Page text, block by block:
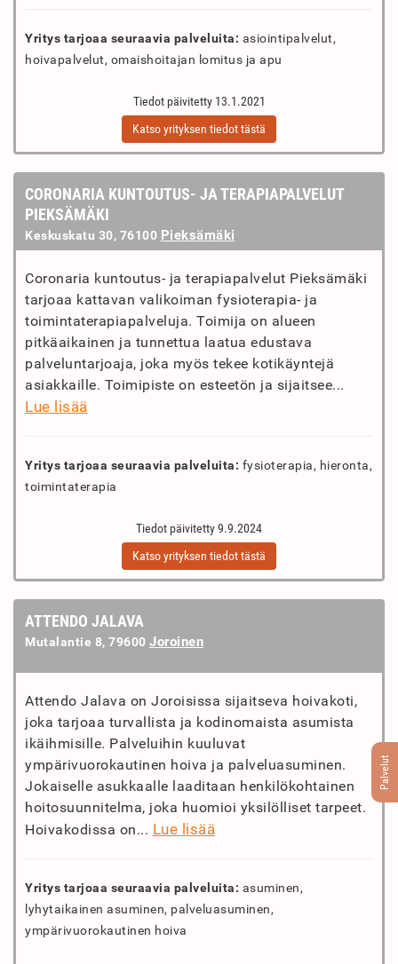
Palvelut
Yritys tarjoaa seuraavia palveluita: asiointipalvelut,
hoivapalvelut, omaishoitajan lomitus ja apu
Tiedot päivitetty 13.1.2021
Katso yrityksen tiedot tästä
CORONARIA KUNTOUTUS- JA TERAPIAPALVELUT
PIEKSÄMÄKI
Keskuskatu 30, 76100 Pieksämäki
Coronaria kuntoutus- ja terapiapalvelut Pieksämäki
tarjoaa kattavan valikoiman fysioterapia- ja
toimintaterapiapalveluja. Toimija on alueen
pitkäaikainen ja tunnettua laatua edustava
palveluntarjoaja, joka myös tekee kotikäyntejä
asiakkaille. Toimipiste on esteetön ja sijaitsee...
Lue lisää
Yritys tarjoaa seuraavia palveluita: fysioterapia, hieronta,
toimintaterapia
Tiedot päivitetty 9.9.2024
Katso yrityksen tiedot tästä
ATTENDO JALAVA
Mutalantie 8, 79600 Joroinen
Attendo Jalava on Joroisissa sijaitseva hoivakoti,
joka tarjoaa turvallista ja kodinomaista asumista
ikäihmisille. Palveluihin kuuluvat
ympärivuorokautinen hoiva ja palveluasuminen.
Jokaiselle asukkaalle laaditaan henkilökohtainen
hoitosuunnitelma, joka huomioi yksilölliset tarpeet.
Hoivakodissa on... Lue lisää
Yritys tarjoaa seuraavia palveluita: asuminen,
lyhytaikainen asuminen, palveluasuminen,
ympärivuorokautinen hoiva